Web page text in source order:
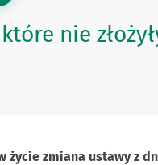
nie
życie zmiana ustawy z